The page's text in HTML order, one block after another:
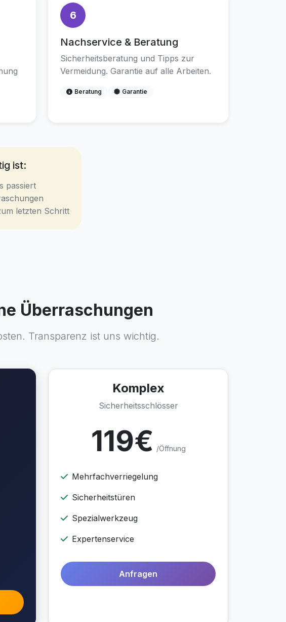
6
Nachservice & Beratung
Sicherheitsberatung und Tipps zur
Vermeidung. Garantie auf alle Arbeiten.
Beratung Garantie
ist:
passiert
letzten Schritt
Überraschungen
Transparenz ist uns wichtig.
Komplex
Sicherheitsschlösser
119€ /Öffnung
Mehrfachverriegelung
Sicherheitstüren
Spezialwerkzeug
Expertenservice
Anfragen